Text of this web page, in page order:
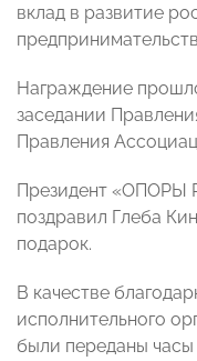
вклад в развитие
Награждение
заседании
Правления
Президент
поздравил Глеба
подарок.
В качестве
исполнительного
были переданы